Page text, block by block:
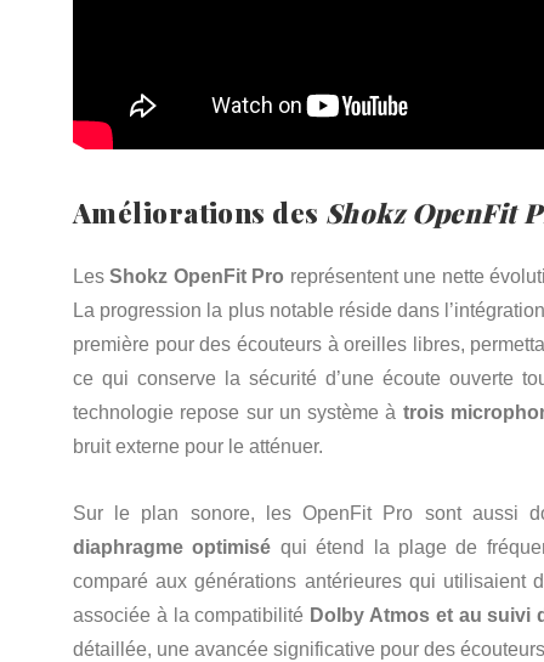
Améliorations des Shokz OpenFit
LesShokz OpenFit Pro représentent une nette
La progression la plus notable réside dans
première pour des écouteurs à oreilles libres,
ce qui conserve la sécurité d’une écoute ouverte
technologie repose sur un système à trois
bruit externe pour le atténuer.
Sur le plan sonore, les OpenFit Pro sont aussi
diaphragme optimisé qui étend la plage de
comparé aux générations antérieures qui utilisaient
associée à la compatibilité Dolby Atmos et au suivi
détaillée, une avancée significative pour des